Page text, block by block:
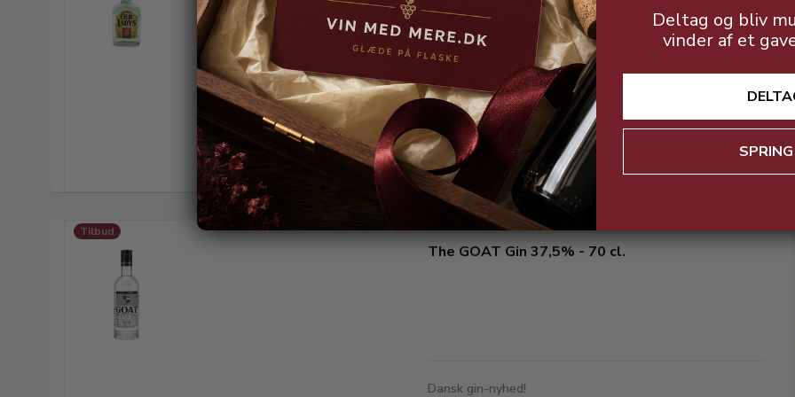
KUN 29 kr. pr. flaske (20 CL.)
Tilbud
The GOAT Gin 37,5% - 70 cl.
Dansk gin-nyhed!
Deltag og bliv
vinder af et